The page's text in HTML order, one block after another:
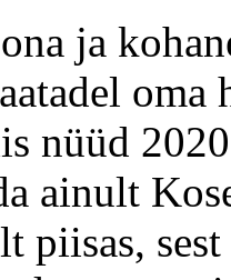
ja
oma
nüüd
ainult
piisas,